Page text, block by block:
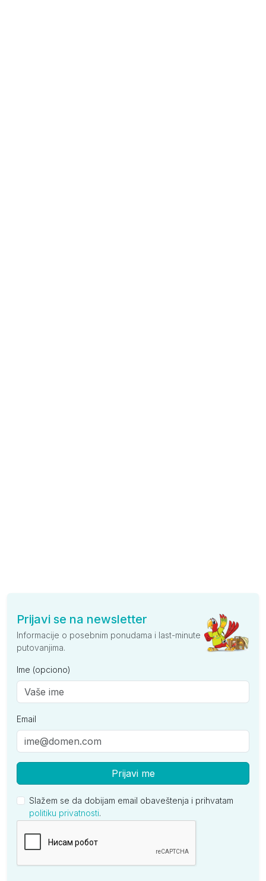
Prijavi se na newsletter
Informacije o posebnim ponudama i last-minute
putovanjima.
Ime (opciono)
Email
Prijavi me
Slažem se da dobijam email obaveštenja i prihvatam
politiku privatnosti.